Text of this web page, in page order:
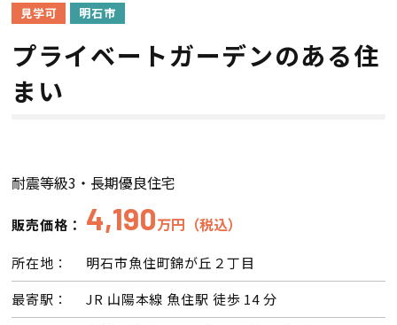
来店予約 カタログ請求
会員登録
分譲モデルハウス
見学可 明石市
プライベートガーデンのある住
まい
耐震等級3・長期優良住宅
販売価格： 4,190万円（税込）
所在地：
明石市魚住町錦が丘２丁目
最寄駅：
JR 山陽本線 魚住駅 徒歩 14 分